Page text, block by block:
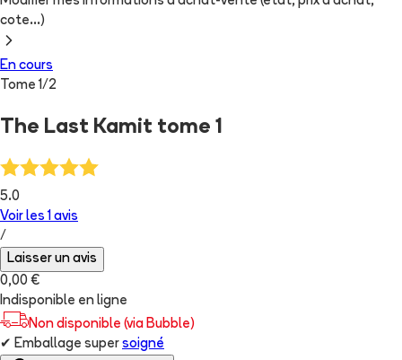
cote...)
En cours
Tome 1/2
The Last Kamit tome 1
5.0
Voir les 1 avis
/
Laisser un avis
0,00 €
Indisponible en ligne
Non disponible (via Bubble)
✔ Emballage super soigné